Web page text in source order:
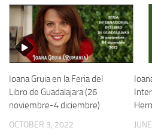
Ioana Gruia en la Feria del
Libro de Guadalajara (26
noviembre-4 diciembre)
OCTOBER 3, 2022